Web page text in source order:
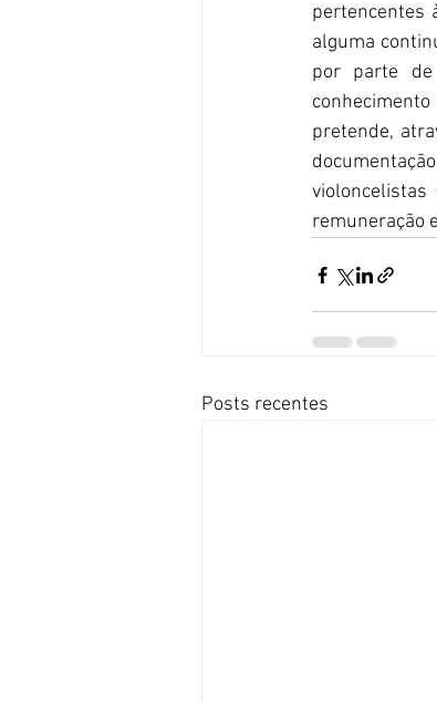
pertencentes
alguma
por parte
pretende,
remuneração
Posts recentes